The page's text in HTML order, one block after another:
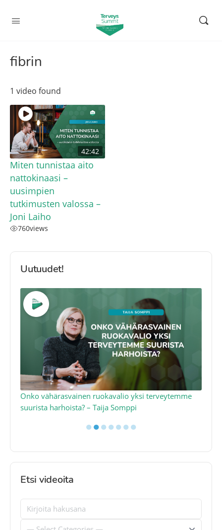
fibrin
1 video found
42:42
Miten tunnistaa aito
nattokinaasi –
uusimpien
tutkimusten valossa –
Joni Laiho
760views
Uutuudet!
Onko vähärasvainen ruokavalio yksi terveytemme
suurista harhoista? – Taija Somppi
●●●●●●●
Etsi videoita